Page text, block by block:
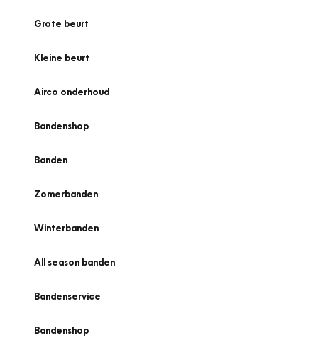
Grote beurt
Kleine beurt
Airco onderhoud
Bandenshop
Banden
Zomerbanden
Winterbanden
All season banden
Bandenservice
Bandenshop